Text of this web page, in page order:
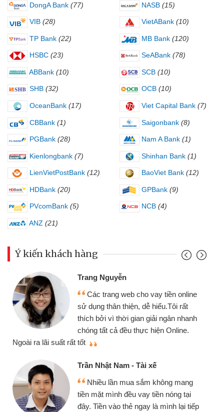
DongA Bank (77) NASB (15)
VIB (28) VietABank (10)
TP Bank (22) MB Bank (120)
HSBC (23) SeABank (78)
ABBank (10) SCB (10)
SHB (32) OCB (10)
OceanBank (17) Viet Capital Bank (7)
CBBank (1) Saigonbank (8)
PGBank (28) Nam A Bank (1)
Kienlongbank (7) Shinhan Bank (1)
LienVietPostBank (12) BaoViet Bank (12)
HDBank (20) GPBank (9)
PVcomBank (5) NCB (4)
ANZ (21)
Ý kiến khách hàng
Trang Nguyễn
Các trang web cho vay tiền online
sử dụng thân thiện, dễ hiểu.Tôi rất
thích bởi vì thời gian giải ngân nhanh
chóng tất cả đều thực hiện Online.
Ngoài ra lãi suất rất tốt
Trần Nhật Nam - Tài xế
Nhiều lần mua sắm không mang
tiền mặt mình đều vay tiền nóng tại
đây. Tiền vào thẻ ngay là mình lại tiếp